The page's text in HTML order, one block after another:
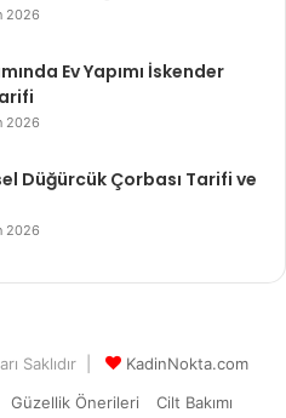
2026
Ev Yapımı İskender
2026
Düğürcük Çorbası Tarifi ve
2026
Saklıdır |
KadinNokta.com
Güzellik Önerileri Cilt Bakımı